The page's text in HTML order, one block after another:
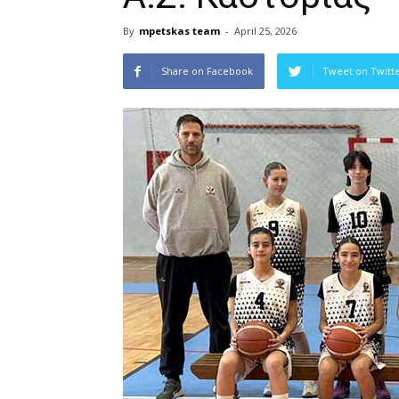
By mpetskas team - April 25, 2026
Share on Facebook Tweet on